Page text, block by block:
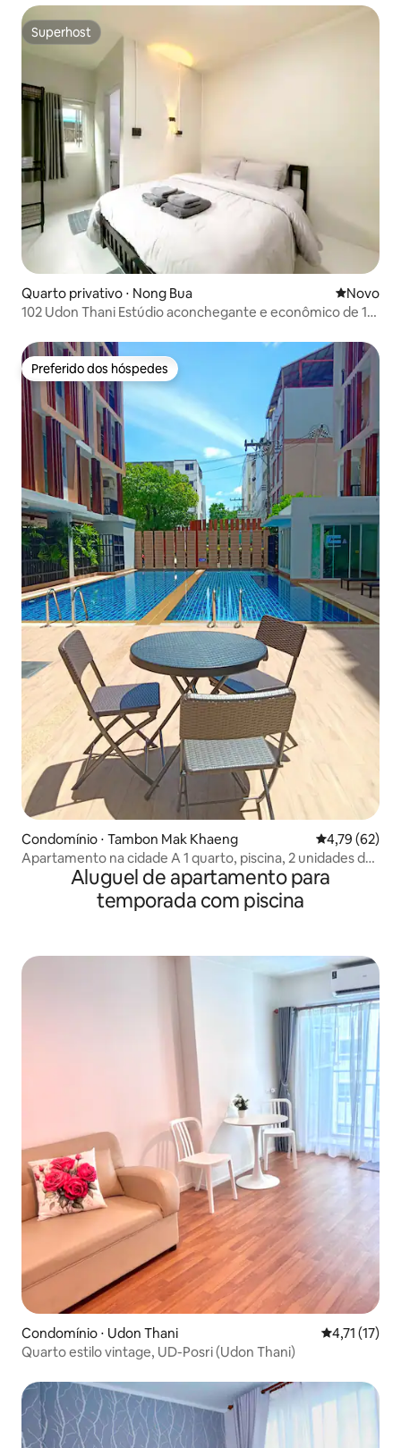
Superhost
Superhost
Quarto privativo ⋅ Nong Bua Novo
Novo
102 Udon Thani Estúdio aconchegante e econômico de 1
Preferido dos hóspedes
Preferido dos hóspedes
Condomínio ⋅ Tambon Mak Khaeng 4,79 de uma
4,79 (62)
Apartamento na cidade A 1 quarto, piscina, 2 unidades de
ar condicionado
Aluguel de apartamento para
temporada com piscina
Condomínio ⋅ Udon Thani 4,71 de uma
4,71 (17)
Quarto estilo vintage, UD-Posri (Udon Thani)